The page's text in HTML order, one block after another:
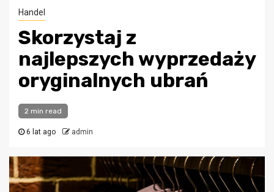
Handel
Skorzystaj z
najlepszych wyprzedaży
oryginalnych ubrań
2 min read
6 lat ago admin